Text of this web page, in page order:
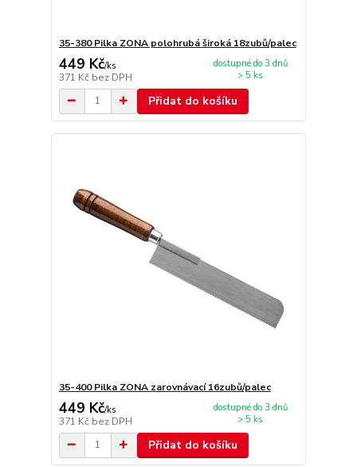
35-380 Pilka ZONA polohrubá široká 18zubů/palec
449 Kč/ks
371 Kč bez DPH
dostupné do 3 dnů
> 5 ks
Přidat do košíku
35-400 Pilka ZONA zarovnávací 16zubů/palec
449 Kč/ks
371 Kč bez DPH
dostupné do 3 dnů
> 5 ks
Přidat do košíku